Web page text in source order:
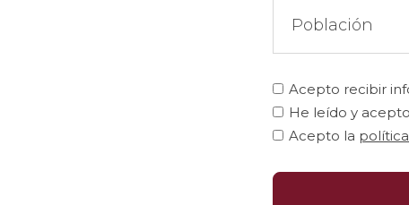
Acepto recibir
He leído y
Acepto la